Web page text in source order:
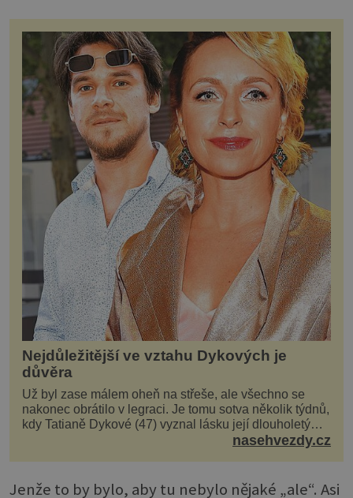
Nejdůležitější ve vztahu Dykových je
důvěra
Už byl zase málem oheň na střeše, ale všechno se
nakonec obrátilo v legraci. Je tomu sotva několik týdnů,
kdy Tatianě Dykové (47) vyznal lásku její dlouholetý
kolega a kamarád. Lidé si hned mysleli, ž...nasehvezdy.cz
Jenže to by bylo, aby tu nebylo nějaké „ale“. Asi